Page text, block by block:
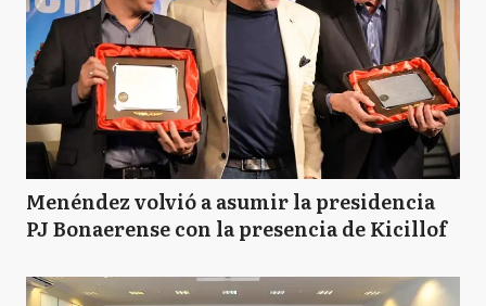
Menéndez volvió a asumir la presidencia
PJ Bonaerense con la presencia de Kicillof